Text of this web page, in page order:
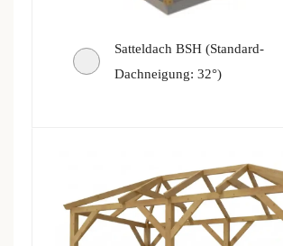
Satteldach BSH (Standard-
Dachneigung: 32°)